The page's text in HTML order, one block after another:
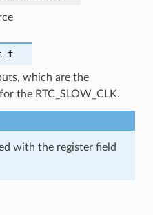
which are the
the RTC_SLOW_CLK.
with the register field